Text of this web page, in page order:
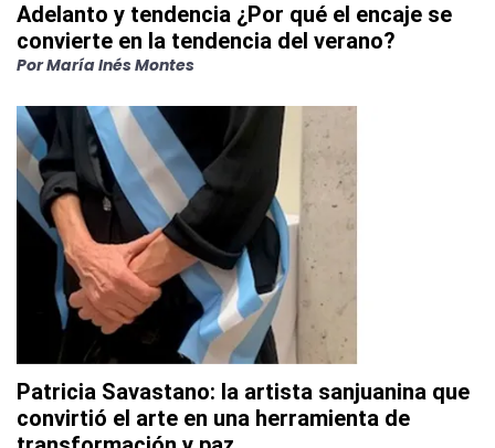
Adelanto y tendencia ¿Por qué el encaje se
convierte en la tendencia del verano?
PorMaría Inés Montes
Patricia Savastano: la artista sanjuanina que
convirtió el arte en una herramienta de